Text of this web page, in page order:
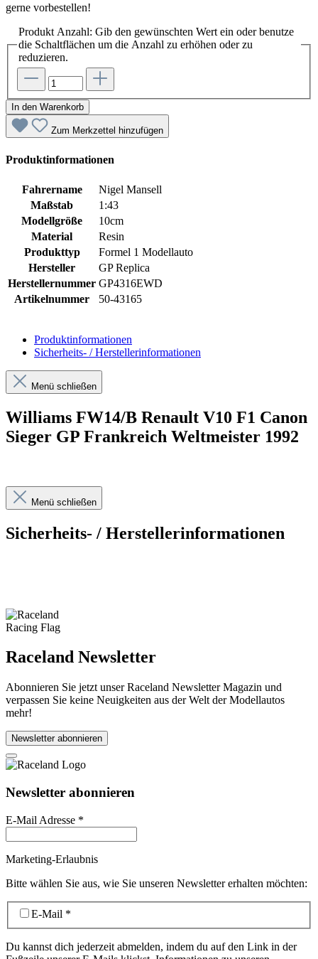
gerne vorbestellen!
Produkt Anzahl: Gib den gewünschten Wert ein oder benutze
die Schaltflächen um die Anzahl zu erhöhen oder zu
reduzieren.
In den Warenkorb
Zum Merkzettel hinzufügen
Produktinformationen
Fahrername
Nigel Mansell
Maßstab
1:43
Modellgröße
10cm
Material
Resin
Produkttyp
Formel 1 Modellauto
Hersteller
GP Replica
Herstellernummer GP4316EWD
Artikelnummer
50-43165
Produktinformationen
Sicherheits- / Herstellerinformationen
Menü schließen
Williams FW14/B Renault V10 F1 Canon
Sieger GP Frankreich Weltmeister 1992
Menü schließen
Sicherheits- / Herstellerinformationen
Raceland Newsletter
Abonnieren Sie jetzt unser Raceland Newsletter Magazin und
verpassen Sie keine Neuigkeiten aus der Welt der Modellautos
mehr!
Newsletter abonnieren
Newsletter abonnieren
E-Mail Adresse *
Marketing-Erlaubnis
Bitte wählen Sie aus, wie Sie unseren Newsletter erhalten möchten:
E-Mail *
Du kannst dich jederzeit abmelden, indem du auf den Link in der